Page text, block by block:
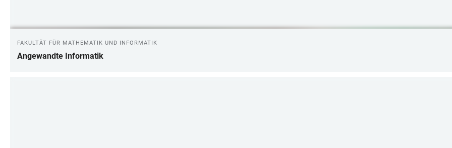
FAKULTÄT FÜR MATHEMATIK UND INFORMATIK
Angewandte Informatik